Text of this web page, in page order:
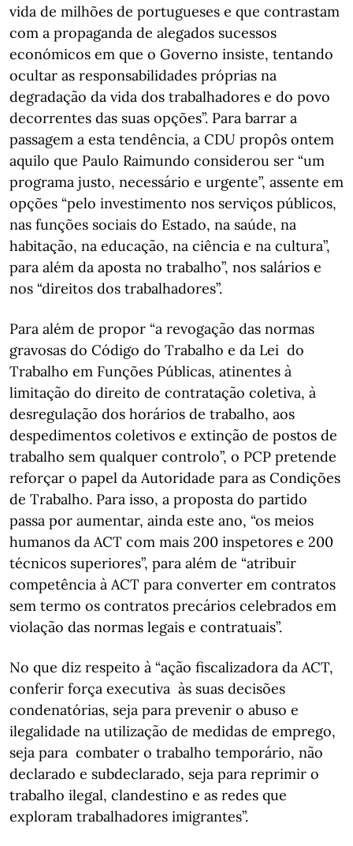
vida de milhões de portugueses e que contrastam
com a propaganda de alegados sucessos
económicos em que o Governo insiste, tentando
ocultar as responsabilidades próprias na
degradação da vida dos trabalhadores e do povo
decorrentes das suas opções”. Para barrar a
passagem a esta tendência, a CDU propôs ontem
aquilo que Paulo Raimundo considerou ser “um
programa justo, necessário e urgente”, assente em
opções “pelo investimento nos serviços públicos,
nas funções sociais do Estado, na saúde, na
habitação, na educação, na ciência e na cultura”,
para além da aposta no trabalho”, nos salários e
nos “direitos dos trabalhadores”.
Para além de propor “a revogação das normas
gravosas do Código do Trabalho e da Lei do
Trabalho em Funções Públicas, atinentes à
limitação do direito de contratação coletiva, à
desregulação dos horários de trabalho, aos
despedimentos coletivos e extinção de postos de
trabalho sem qualquer controlo”, o PCP pretende
reforçar o papel da Autoridade para as Condições
de Trabalho. Para isso, a proposta do partido
passa por aumentar, ainda este ano, “os meios
humanos da ACT com mais 200 inspetores e 200
técnicos superiores”, para além de “atribuir
competência à ACT para converter em contratos
sem termo os contratos precários celebrados em
violação das normas legais e contratuais”.
No que diz respeito à “ação fiscalizadora da ACT,
conferir força executiva às suas decisões
condenatórias, seja para prevenir o abuso e
ilegalidade na utilização de medidas de emprego,
seja para combater o trabalho temporário, não
declarado e subdeclarado, seja para reprimir o
trabalho ilegal, clandestino e as redes que
exploram trabalhadores imigrantes”.